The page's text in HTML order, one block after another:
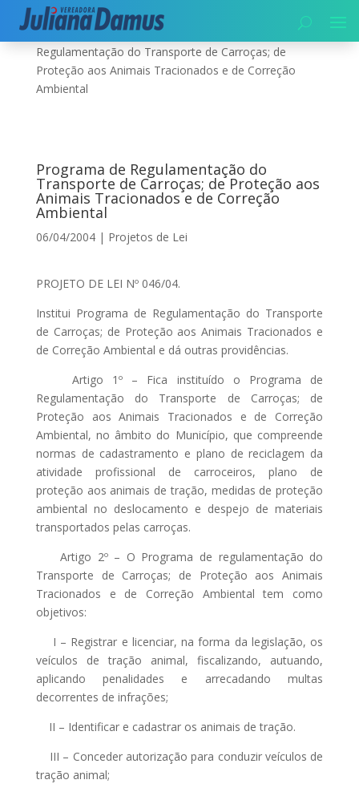
Início|Projetos de Lei|
Regulamentação do Transporte de Carroças; de
Proteção aos Animais Tracionados e de Correção
Ambiental
Programa de Regulamentação do
Transporte de Carroças; de Proteção aos
Animais Tracionados e de Correção
Ambiental
06/04/2004| Projetos de Lei
PROJETO DE LEI Nº 046/04.
Institui Programa de Regulamentação do Transporte
de Carroças; de Proteção aos Animais Tracionados e
de Correção Ambiental e dá outras providências.
Artigo 1º – Fica instituído o Programa de
Regulamentação do Transporte de Carroças; de
Proteção aos Animais Tracionados e de Correção
Ambiental, no âmbito do Município, que compreende
normas de cadastramento e plano de reciclagem da
atividade profissional de carroceiros, plano de
proteção aos animais de tração, medidas de proteção
ambiental no deslocamento e despejo de materiais
transportados pelas carroças.
Artigo 2º – O Programa de regulamentação do
Transporte de Carroças; de Proteção aos Animais
Tracionados e de Correção Ambiental tem como
objetivos:
I – Registrar e licenciar, na forma da legislação, os
veículos de tração animal, fiscalizando, autuando,
aplicando penalidades e arrecadando multas
decorrentes de infrações;
II – Identificar e cadastrar os animais de tração.
III – Conceder autorização para conduzir veículos de
tração animal;